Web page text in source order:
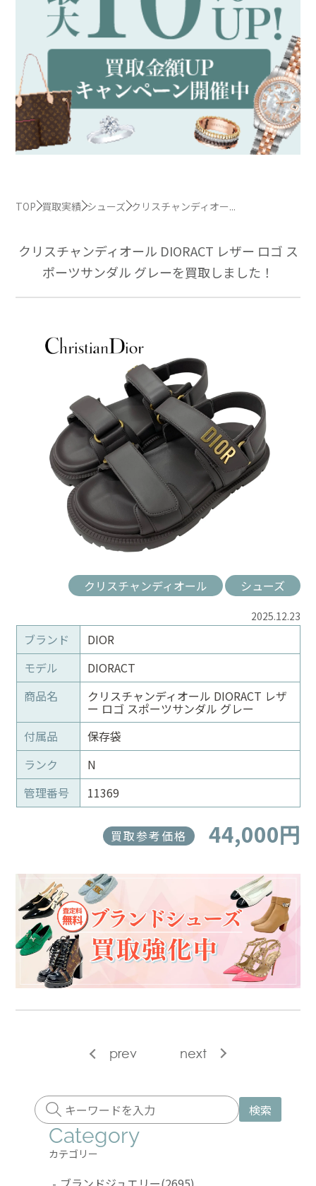
TOP 買取実績 シューズ クリスチャンディオー...
クリスチャンディオール DIORACT レザー ロゴ ス
ポーツサンダル グレーを買取しました！
クリスチャンディオール シューズ
2025.12.23
ブランド
DIOR
モデル
DIORACT
商品名
クリスチャンディオール DIORACT レザ
ー ロゴ スポーツサンダル グレー
付属品
保存袋
ランク
N
管理番号
11369
買取参考価格 44,000円
prev next
検索
Category
カテゴリー